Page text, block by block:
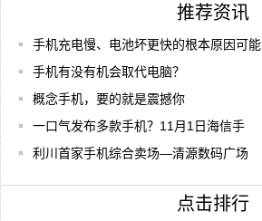
推荐资讯
手机充电慢、电池坏更快的根本原因可能
手机有没有机会取代电脑？
概念手机，要的就是震撼你
一口气发布多款手机？11月1日海信手
利川首家手机综合卖场—清源数码广场
点击排行